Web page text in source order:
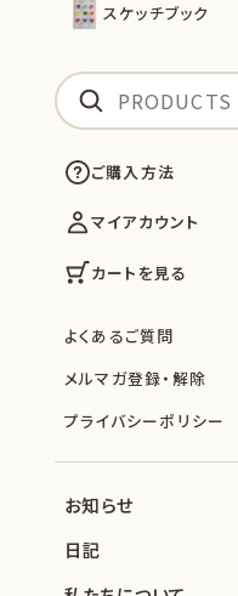
スケッチブック
ご購入方法
マイアカウント
カートを見る
よくあるご質問
メルマガ登録・解除
プライバシーポリシー
お知らせ
日記